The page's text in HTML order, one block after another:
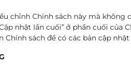
chỉnh Chính sách này mà
nhật lần cuối” ở phần cuối
Chính sách để có các bản cập